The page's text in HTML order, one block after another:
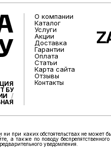
БУ
О компании
Каталог
Услуги
Акции
Доставка
Гарантии
Оплата
Статьи
Карта сайта
Отзывы
Контакты
при каких обстоятельствах не может
также по поводу
уведомления.